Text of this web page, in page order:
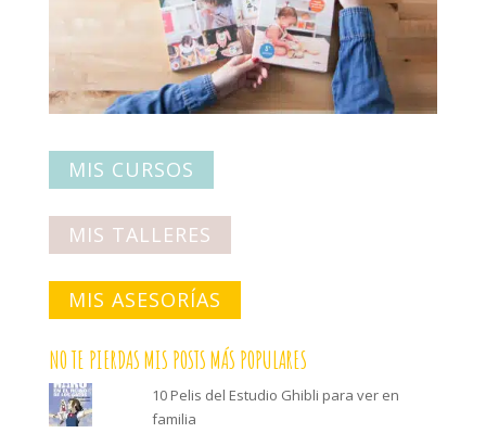
MIS CURSOS
MIS TALLERES
MIS ASESORÍAS
NO TE PIERDAS MIS POSTS MÁS POPULARES
10 Pelis del Estudio Ghibli para ver en
familia